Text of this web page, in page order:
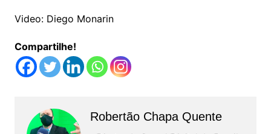
Video: Diego Monarin
Compartilhe!
Robertão Chapa Quente